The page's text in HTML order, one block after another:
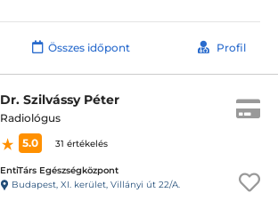
Összes időpont Profil
Dr. Szilvássy Péter
Radiológus
5.0
31 értékelés
EntiTárs Egészségközpont
Budapest, XI. kerület, Villányi út 22/A.